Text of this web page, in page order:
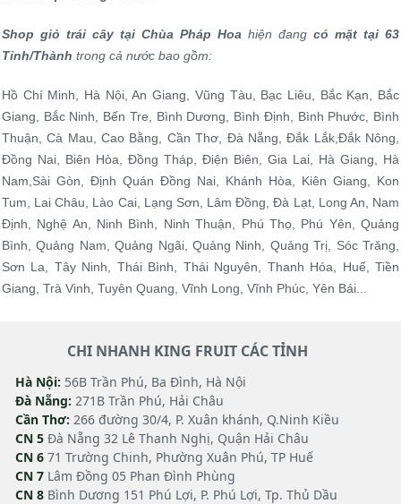
Shop giỏ trái cây tại Chùa Pháp Hoa hiện đang có mặt tại 63
Tỉnh/Thành trong cả nước bao gồm:
Hồ Chí Minh, Hà Nội, An Giang, Vũng Tàu, Bạc Liêu, Bắc Kạn, Bắc
Giang, Bắc Ninh, Bến Tre, Bình Dương, Bình Định, Bình Phước, Bình
Thuận, Cà Mau, Cao Bằng, Cần Thơ, Đà Nẵng, Đắk Lắk,Đắk Nông,
Đồng Nai, Biên Hòa, Đồng Tháp, Điện Biên, Gia Lai, Hà Giang, Hà
Nam,Sài Gòn, Định Quán Đồng Nai, Khánh Hòa, Kiên Giang, Kon
Tum, Lai Châu, Lào Cai, Lạng Sơn, Lâm Đồng, Đà Lạt, Long An, Nam
Định, Nghệ An, Ninh Bình, Ninh Thuận, Phú Thọ, Phú Yên, Quảng
Bình, Quảng Nam, Quảng Ngãi, Quảng Ninh, Quảng Trị, Sóc Trăng,
Sơn La, Tây Ninh, Thái Bình, Thái Nguyên, Thanh Hóa, Huế, Tiền
Giang, Trà Vinh, Tuyên Quang, Vĩnh Long, Vĩnh Phúc, Yên Bái...
CHI NHANH KING FRUIT CÁC TỈNH
Hà Nội: 56B Trần Phú, Ba Đình, Hà Nội
Đà Nẵng: 271B Trần Phú, Hải Châu
Cần Thơ: 266 đường 30/4, P. Xuân khánh, Q.Ninh Kiều
CN 5 Đà Nẵng 32 Lê Thanh Nghị, Quận Hải Châu
CN 6 71 Trường Chinh, Phường Xuân Phú, TP Huế
CN 7 Lâm Đồng 05 Phan Đình Phùng
CN 8 Bình Dương 151 Phú Lợi, P. Phú Lợi, Tp. Thủ Dầu